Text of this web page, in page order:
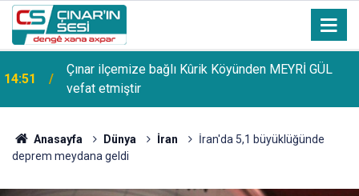
14:44
Uzmanından güneşten korunma uyarısı: Güneş
lekelerinin yanı sıra bazı cilt kanserlerine de yol
açabilir
Anasayfa Dünya İran
İran'da 5,1 büyüklüğünde
deprem meydana geldi